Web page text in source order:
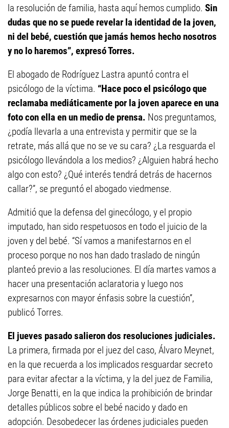
la resolución de familia, hasta aquí hemos cumplido. Sin
dudas que no se puede revelar la identidad de la joven,
ni del bebé, cuestión que jamás hemos hecho nosotros
y no lo haremos”, expresó Torres.
El abogado de Rodríguez Lastra apuntó contra el
psicólogo de la víctima. “Hace poco el psicólogo que
reclamaba mediáticamente por la joven aparece en una
foto con ella en un medio de prensa. Nos preguntamos,
¿podía llevarla a una entrevista y permitir que se la
retrate, más allá que no se ve su cara? ¿La resguarda el
psicólogo llevándola a los medios? ¿Alguien habrá hecho
algo con esto? ¿Qué interés tendrá detrás de hacernos
callar?”, se preguntó el abogado viedmense.
Admitió que la defensa del ginecólogo, y el propio
imputado, han sido respetuosos en todo el juicio de la
joven y del bebé. “Sí vamos a manifestarnos en el
proceso porque no nos han dado traslado de ningún
planteó previo a las resoluciones. El día martes vamos a
hacer una presentación aclaratoria y luego nos
expresarnos con mayor énfasis sobre la cuestión”,
publicó Torres.
El jueves pasado salieron dos resoluciones judiciales.
La primera, firmada por el juez del caso, Álvaro Meynet,
en la que recuerda a los implicados resguardar secreto
para evitar afectar a la víctima, y la del juez de Familia,
Jorge Benatti, en la que indica la prohibición de brindar
detalles públicos sobre el bebé nacido y dado en
adopción. Desobedecer las órdenes judiciales pueden